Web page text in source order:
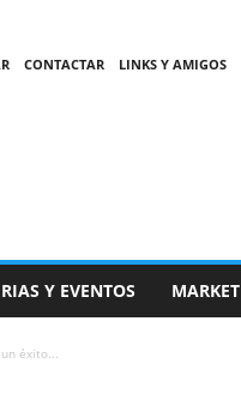
CONTACTAR LINKS Y AMIGOS
Y EVENTOS MARKET
éxito...